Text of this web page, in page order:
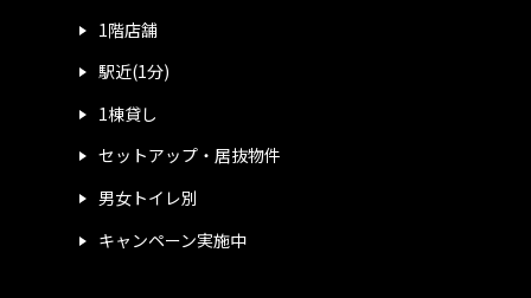
1階店舗
駅近(1分)
1棟貸し
セットアップ・居抜物件
男女トイレ別
キャンペーン実施中